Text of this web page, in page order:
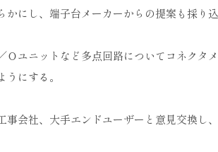
にし、端子台メーカーからの提案も採り込
ユニットなど多点回路についてコネクタ
にする。
会社、大手エンドユーザーと意見交換し